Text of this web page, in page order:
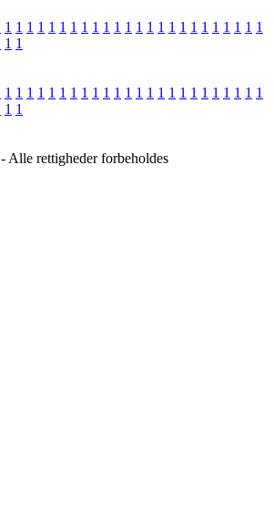
1 1 1 1 1 1 1 1 1 1 1 1 1 1 1 1 1 1 1 1 1 1 1 1
1 1
1 1 1 1 1 1 1 1 1 1 1 1 1 1 1 1 1 1 1 1 1 1 1 1
1 1
- Alle rettigheder forbeholdes